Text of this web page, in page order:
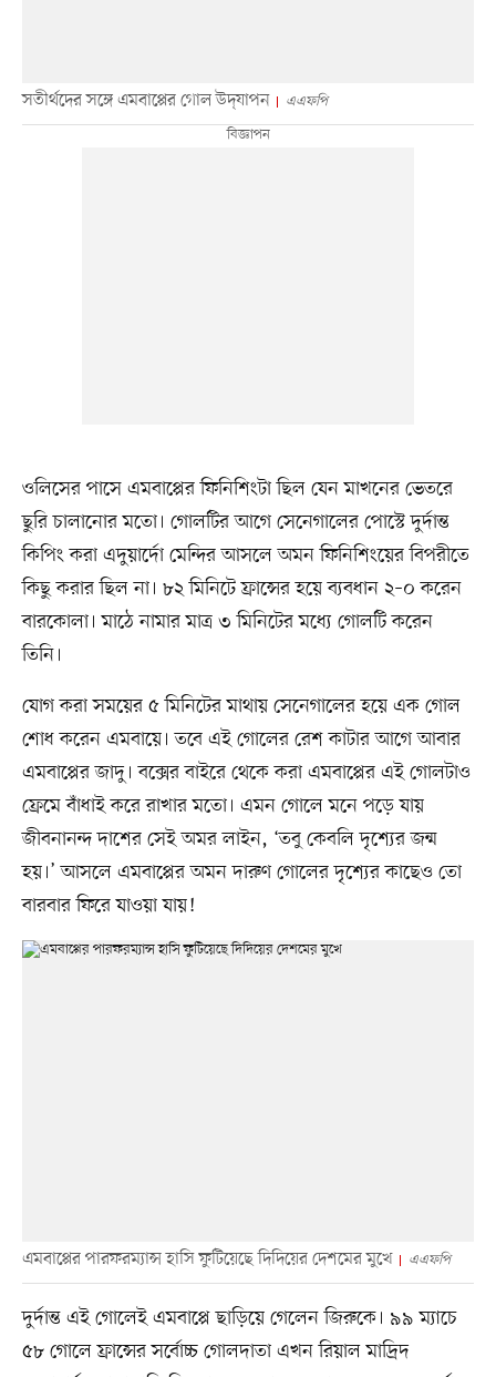
সতীর্থদের সঙ্গে এমবাপ্পের গোল উদ্‌যাপন এএফপি
ওলিসের পাসে এমবাপ্পের ফিনিশিংটা ছিল যেন মাখনের ভেতরে
ছুরি চালানোর মতো। গোলটির আগে সেনেগালের পোস্টে দুর্দান্ত
কিপিং করা এদুয়ার্দো মেন্দির আসলে অমন ফিনিশিংয়ের বিপরীতে
কিছু করার ছিল না। ৮২ মিনিটে ফ্রান্সের হয়ে ব্যবধান ২–০ করেন
বারকোলা। মাঠে নামার মাত্র ৩ মিনিটের মধ্যে গোলটি করেন
তিনি।
যোগ করা সময়ের ৫ মিনিটের মাথায় সেনেগালের হয়ে এক গোল
শোধ করেন এমবায়ে। তবে এই গোলের রেশ কাটার আগে আবার
এমবাপ্পের জাদু। বক্সের বাইরে থেকে করা এমবাপ্পের এই গোলটাও
ফ্রেমে বাঁধাই করে রাখার মতো। এমন গোলে মনে পড়ে যায়
জীবনানন্দ দাশের সেই অমর লাইন, ‘তবু কেবলি দৃশ্যের জন্ম
হয়।’ আসলে এমবাপ্পের অমন দারুণ গোলের দৃশ্যের কাছেও তো
বারবার ফিরে যাওয়া যায়!
এমবাপ্পের পারফরম্যান্স হাসি ফুটিয়েছে দিদিয়ের দেশমের মুখে এএফপি
দুর্দান্ত এই গোলেই এমবাপ্পে ছাড়িয়ে গেলেন জিরুকে। ৯৯ ম্যাচে
৫৮ গোলে ফ্রান্সের সর্বোচ্চ গোলদাতা এখন রিয়াল মাদ্রিদ